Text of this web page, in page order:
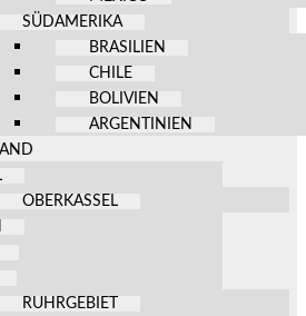
SÜDAMERIKA
BRASILIEN
CHILE
BOLIVIEN
ARGENTINIEN
OBERKASSEL
RUHRGEBIET